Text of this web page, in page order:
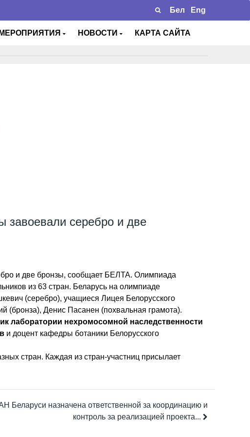
Бел Eng
МЕРОПРИЯТИЯ НОВОСТИ КАРТА САЙТА
завоевали серебро и две
и две бронзы, сообщает БЕЛТА. Олимпиада
из 63 стран. Беларусь на олимпиаде
(серебро), учащиеся Лицея Белорусского
(бронза), Денис Пасанен (похвальная грамота).
лаборатории нехромосомной наследственности
и доцент кафедры ботаники Белорусского
стран. Каждая из стран-участниц присылает
Беларуси назначена ответственной за координацию и
контроль за реализацией проекта...